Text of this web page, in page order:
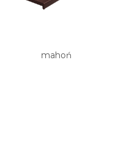
mahoń